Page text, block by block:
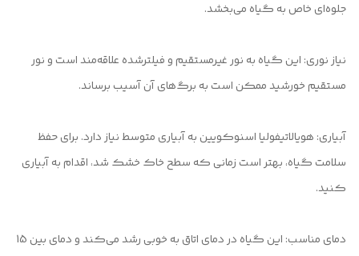
جلوه‌ای خاص به گیاه می‌بخشد.
نیاز نوری: این گیاه به نور غیرمستقیم و فیلترشده علاقه‌مند است و نور
مستقیم خورشید ممکن است به برگ‌های آن آسیب برساند.
آبیاری: هویالاتیفولیا اسنوکویین به آبیاری متوسط نیاز دارد. برای حفظ
سلامت گیاه، بهتر است زمانی که سطح خاک خشک شد، اقدام به آبیاری
کنید.
دمای مناسب: این گیاه در دمای اتاق به خوبی رشد می‌کند و دمای بین 15